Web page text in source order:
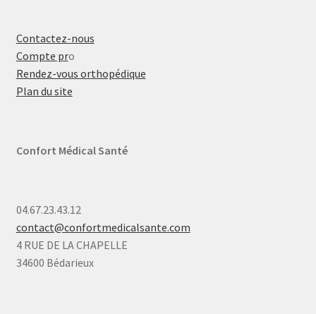
Contactez-nous
Compte pro
Rendez-vous orthopédique
Plan du site
Confort Médical Santé
04.67.23.43.12
contact@confortmedicalsante.com
4 RUE DE LA CHAPELLE
34600 Bédarieux